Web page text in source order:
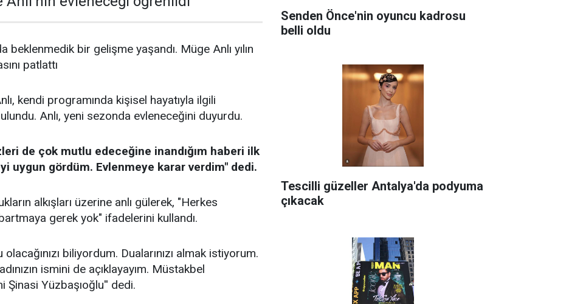
beklenmedik bir gelişme yaşandı. Müge Anlı yılın
patlattı
kendi programında kişisel hayatıyla ilgili
Anlı, yeni sezonda evleneceğini duyurdu.
de çok mutlu edeceğine inandığım haberi ilk
uygun gördüm. Evlenmeye karar verdim" dedi.
alkışları üzerine anlı gülerek, "Herkes
gerek yok" ifadelerini kullandı.
olacağınızı biliyordum. Dualarınızı almak istiyorum.
ismini de açıklayayım. Müstakbel
Şinasi Yüzbaşıoğlu'' dedi.
Senden Önce'nin oyuncu kadrosu
belli oldu
Tescilli güzeller Antalya'da podyuma
çıkacak